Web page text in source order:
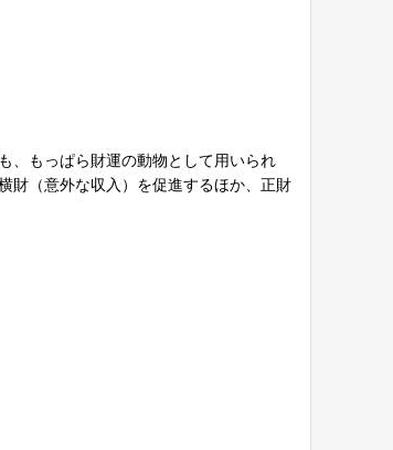
、もっぱら財運の動物として用いられ
財（意外な収入）を促進するほか、正財